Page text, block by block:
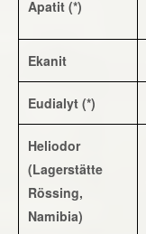
Apatit (*)
Ekanit
Eudialyt (*)
Heliodor
(Lagerstätte
Rössing,
Namibia)